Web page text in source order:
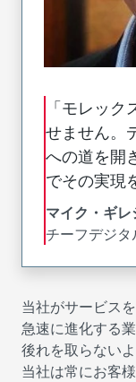
「モレッ
せません。
への道を開
でその実現
マイク・ギレ
チーフデジ
当社がサービスを
急速に進化する
後れを取らない
当社は常にお客